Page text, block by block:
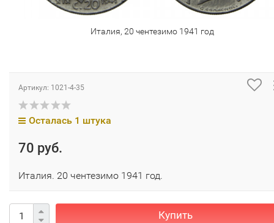
Италия, 20 чентезимо 1941 год
Артикул: 1021-4-35
Осталась 1 штука
70 руб.
Италия. 20 чентезимо 1941 год.
Купить